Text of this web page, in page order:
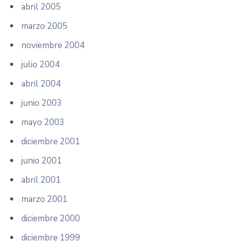
abril 2005
marzo 2005
noviembre 2004
julio 2004
abril 2004
junio 2003
mayo 2003
diciembre 2001
junio 2001
abril 2001
marzo 2001
diciembre 2000
diciembre 1999